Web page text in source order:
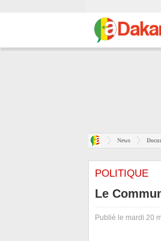
News
POLITIQUE
Le
Publié le mardi 20